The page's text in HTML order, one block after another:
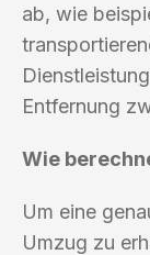
ab, wie
Entfernung
Wie
Um eine
Umzug zu